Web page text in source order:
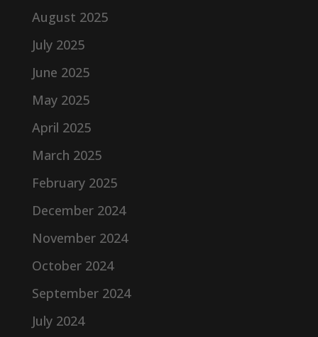
August 2025
July 2025
June 2025
May 2025
April 2025
March 2025
February 2025
December 2024
November 2024
October 2024
September 2024
July 2024